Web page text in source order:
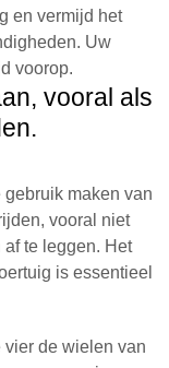
en vermijd het
Uw
voorop.
vooral als
maken van
vooral niet
te leggen. Het
is essentieel
vier de wielen van